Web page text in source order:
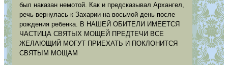
был наказан немотой. Как и предсказывал Архангел,
речь вернулась к Захарии на восьмой день после
рождения ребенка. В НАШЕЙ ОБИТЕЛИ ИМЕЕТСЯ
ЧАСТИЦА СВЯТЫХ МОЩЕЙ ПРЕДТЕЧИ ВСЕ
ЖЕЛАЮЩИЙ МОГУТ ПРИЕХАТЬ И ПОКЛОНИТСЯ
СВЯТЫМ МОЩАМ